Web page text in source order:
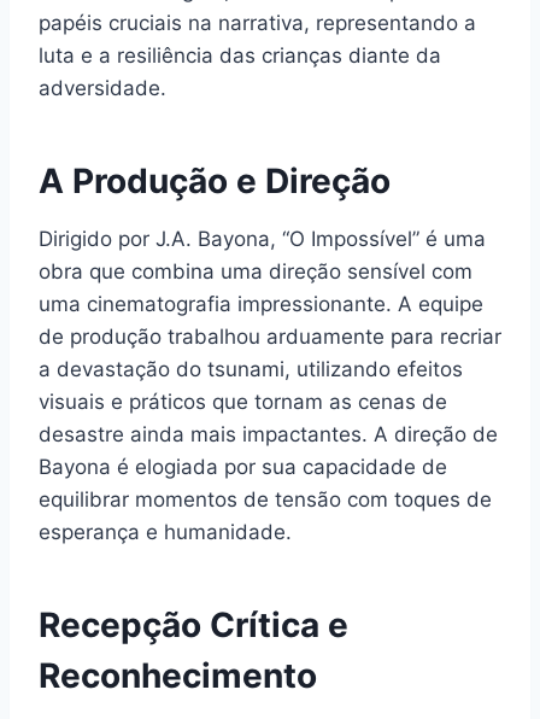
papéis cruciais na narrativa, representando a
luta e a resiliência das crianças diante da
adversidade.
A Produção e Direção
Dirigido por J.A. Bayona, “O Impossível” é uma
obra que combina uma direção sensível com
uma cinematografia impressionante. A equipe
de produção trabalhou arduamente para recriar
a devastação do tsunami, utilizando efeitos
visuais e práticos que tornam as cenas de
desastre ainda mais impactantes. A direção de
Bayona é elogiada por sua capacidade de
equilibrar momentos de tensão com toques de
esperança e humanidade.
Recepção Crítica e
Reconhecimento